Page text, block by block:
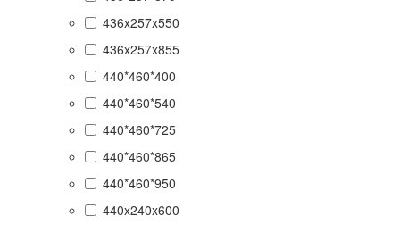
436x257x550
436x257x855
440*460*400
440*460*540
440*460*725
440*460*865
440*460*950
440x240x600